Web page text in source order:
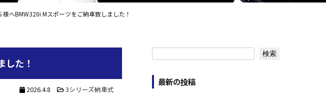
へBMW320i Mスポーツをご納車致しました！
た！
2026.4.8 3シリーズ納車式
検索
最新の投稿